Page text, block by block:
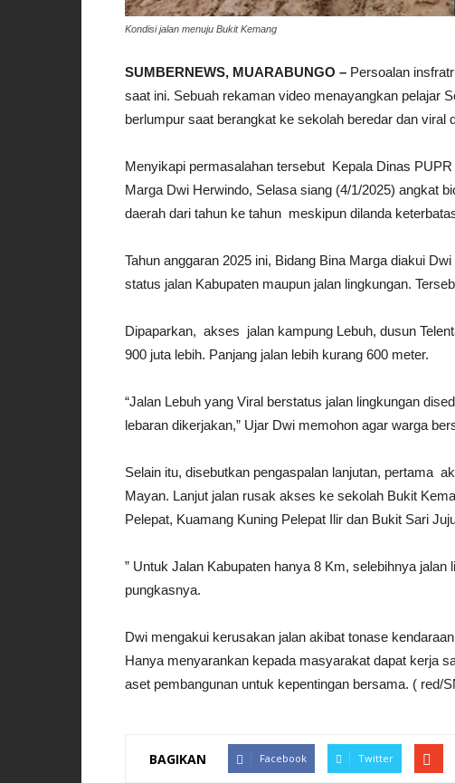
Kondisi jalan menuju Bukit Kemang
SUMBERNEWS, MUARABUNGO – Persoalan
saat ini. Sebuah rekaman video menayangkan pelajar
berlumpur saat berangkat ke sekolah beredar dan viral
Menyikapi permasalahan tersebut Kepala Dinas
Marga Dwi Herwindo, Selasa siang (4/1/2025) angkat
daerah dari tahun ke tahun meskipun dilanda
Tahun anggaran 2025 ini, Bidang Bina Marga diakui
status jalan Kabupaten maupun jalan lingkungan.
Dipaparkan, akses jalan kampung Lebuh, dusun
900 juta lebih. Panjang jalan lebih kurang 600 meter.
“Jalan Lebuh yang Viral berstatus jalan lingkungan
lebaran dikerjakan,” Ujar Dwi memohon agar warga
Selain itu, disebutkan pengaspalan lanjutan, pertama
Mayan. Lanjut jalan rusak akses ke sekolah Bukit
Pelepat, Kuamang Kuning Pelepat Ilir dan Bukit Sari
” Untuk Jalan Kabupaten hanya 8 Km, selebihnya jalan
pungkasnya.
Dwi mengakui kerusakan jalan akibat tonase
Hanya menyarankan kepada masyarakat dapat kerja
aset pembangunan untuk kepentingan bersama. ( red/
BAGIKAN Facebook Twitter